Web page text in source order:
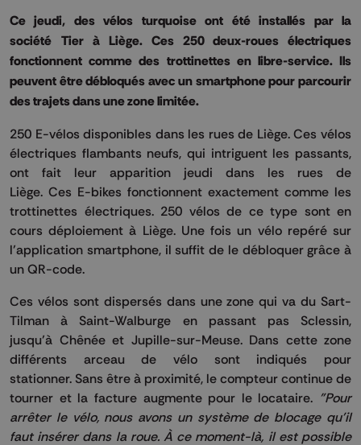
Ce jeudi, des vélos turquoise ont été installés par la
société Tierà Liège.Ces 250 deux-roues électriques
fonctionnent comme des trottinettes en libre-service.Ils
peuvent être débloqués avec un smartphone pour parcourir
des trajets dans une zone limitée.
250 E-vélos disponibles dans les rues de Liège.Ces vélos
électriques flambants neufs, qui intriguent les passants,
ont fait leur apparition jeudi dans les rues de
Liège. Ces E-bikes fonctionnent exactement comme les
trottinettes électriques.250 vélos de ce type sont en
cours déploiement à Liège.Une fois un vélo repéré sur
l’application smartphone, il suffit de le débloquer grâce à
un QR-code.
Ces vélos sont dispersés dans une zone qui va du Sart-
Tilman à Saint-Walburge en passant pas Sclessin,
jusqu’à Chênéeet Jupille-sur-Meuse.Dans cette zone
différents arceau de vélo sont indiqués pour
stationner. Sans être à proximité, le compteur continue de
tourner et la facture augmente pour le locataire. "Pour
arrêter le vélo, nous avons un système de blocage qu'il
faut insérer dans la roue.À ce moment-là, il est possible